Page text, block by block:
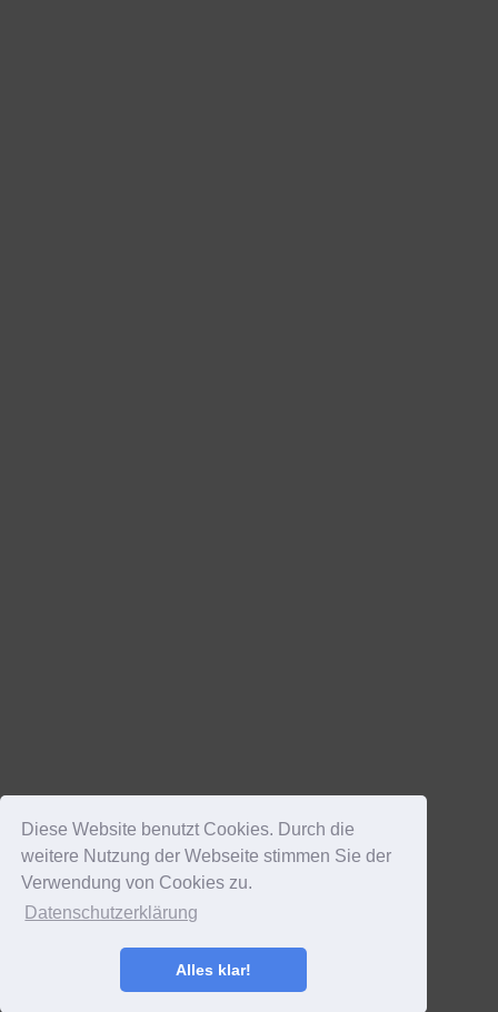
Diese Website benutzt Cookies. Durch die
weitere Nutzung der Webseite stimmen Sie der
Verwendung von Cookies zu.
Datenschutzerklärung
Alles klar!